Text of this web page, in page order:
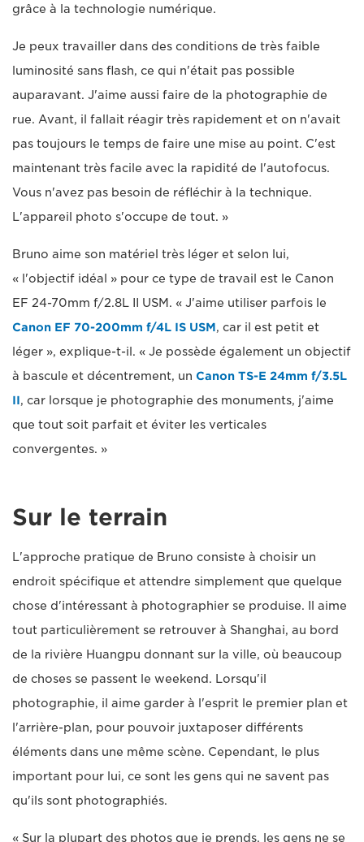
grâce à la technologie numérique.
Je peux travailler dans des conditions de très faible
luminosité sans flash, ce qui n'était pas possible
auparavant. J'aime aussi faire de la photographie de
rue. Avant, il fallait réagir très rapidement et on n'avait
pas toujours le temps de faire une mise au point. C'est
maintenant très facile avec la rapidité de l'autofocus.
Vous n'avez pas besoin de réfléchir à la technique.
L'appareil photo s'occupe de tout. »
Bruno aime son matériel très léger et selon lui,
« l'objectif idéal » pour ce type de travail est le Canon
EF 24-70mm f/2.8L II USM. « J'aime utiliser parfois le
Canon EF 70-200mm f/4L IS USM, car il est petit et
léger », explique-t-il. « Je possède également un objectif
à bascule et décentrement, un Canon TS-E 24mm f/3.5L
II, car lorsque je photographie des monuments, j'aime
que tout soit parfait et éviter les verticales
convergentes. »
Sur le terrain
L'approche pratique de Bruno consiste à choisir un
endroit spécifique et attendre simplement que quelque
chose d'intéressant à photographier se produise. Il aime
tout particulièrement se retrouver à Shanghai, au bord
de la rivière Huangpu donnant sur la ville, où beaucoup
de choses se passent le weekend. Lorsqu'il
photographie, il aime garder à l'esprit le premier plan et
l'arrière-plan, pour pouvoir juxtaposer différents
éléments dans une même scène. Cependant, le plus
important pour lui, ce sont les gens qui ne savent pas
qu'ils sont photographiés.
« Sur la plupart des photos que je prends, les gens ne se